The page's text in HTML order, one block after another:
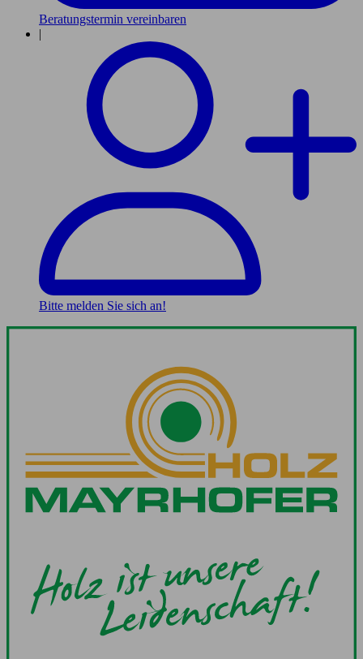
Beratungstermin vereinbaren
|
Bitte melden Sie sich an!